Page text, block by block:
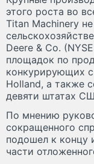
этого роста во
Titan Machinery
Deere & Co.
площадок по
конкурирующих
Holland, а также
девяти штатах
По мнению
сокращенного
подошел к концу
части